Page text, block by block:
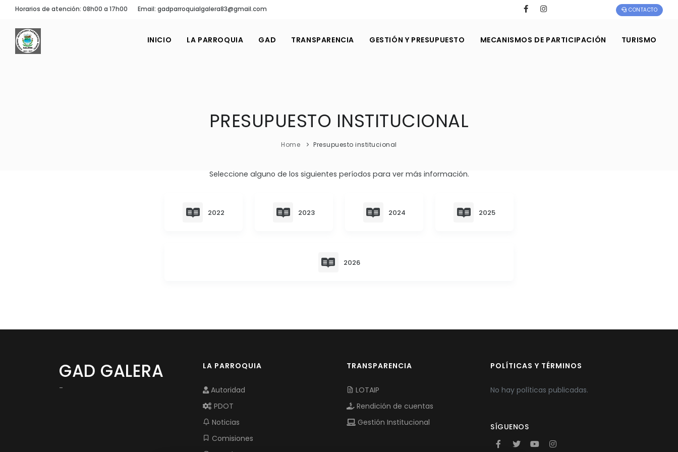
Horarios de atención: 08h00 a 17h00 Email: gadparroquialgalera83@gmail.com CONTACTO
INICIO LA PARROQUIA GAD TRANSPARENCIA GESTIÓN Y PRESUPUESTO MECANISMOS DE PARTICIPACIÓN TURISMO
PRESUPUESTO INSTITUCIONAL
Home Presupuesto institucional
Seleccione alguno de los siguientes períodos para ver más información.
2022 2023 2024 2025
2026
GAD GALERA
-
LA PARROQUIA
Autoridad
PDOT
Noticias
Comisiones
TRANSPARENCIA
LOTAIP
Rendición de cuentas
Gestión Institucional
POLÍTICAS Y TÉRMINOS
No hay políticas publicadas.
SÍGUENOS